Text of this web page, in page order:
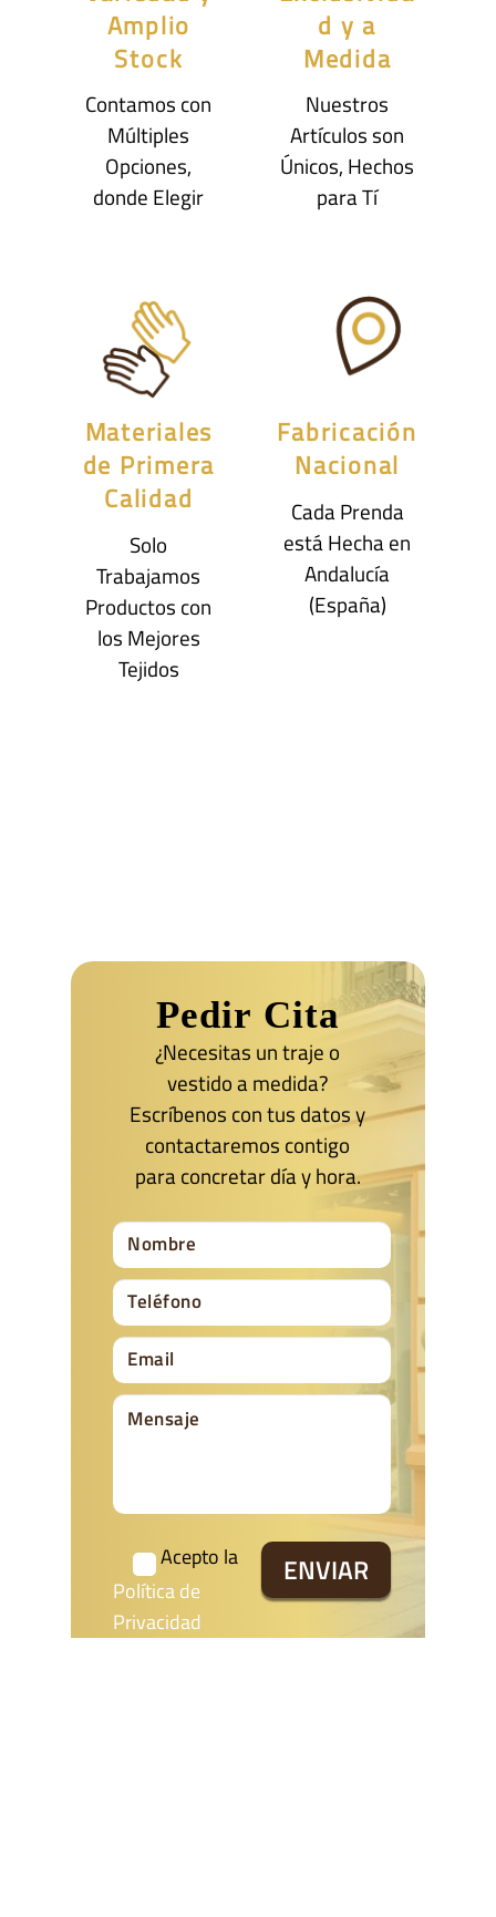
Amplio
Stock
Contamos con
Múltiples
Opciones,
donde Elegir
d y a
Medida
Nuestros
Artículos son
Únicos, Hechos
para Tí
Materiales
de Primera
Calidad
Solo
Trabajamos
Productos con
los Mejores
Tejidos
Fabricación
Nacional
Cada Prenda
está Hecha en
Andalucía
(España)
Pedir Cita
¿Necesitas un traje o
vestido a medida?
Escríbenos con tus datos y
contactaremos contigo
para concretar día y hora.
Acepto la
Política de
Privacidad